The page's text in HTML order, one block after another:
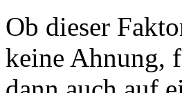
Ob dieser
keine Ahnung,